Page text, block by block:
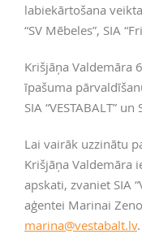
labiekārtošana
“SV Mēbeles”, SIA
Krišjāņa Valdemāra
īpašuma
SIA “VESTABALT” un
Lai vairāk uzzinātu
Krišjāņa Valdemāra
apskati, zvaniet SIA
aģentei Marinai
marina@vestabalt.lv.